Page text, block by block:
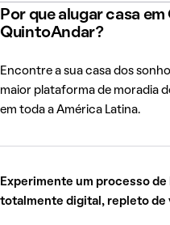
Por que alugar casa
QuintoAndar?
Encontre a sua casa dos
maior plataforma de moradia
em toda a América Latina.
Experimente um processo
totalmente digital, repleto de